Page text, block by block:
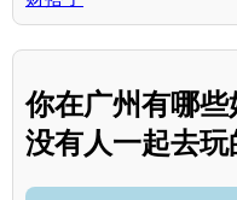
你在广州有哪
没有人一起去玩